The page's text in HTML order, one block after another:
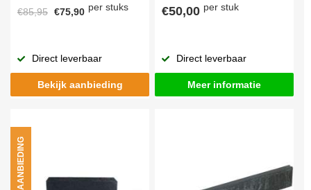
€85,95 €75,90 per stuks
Direct leverbaar
Bekijk aanbieding
€50,00 per stuk
Direct leverbaar
Meer informatie
AANBIEDING